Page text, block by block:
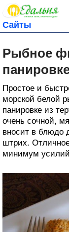
Сайты
Рыбное
Простое и
морской белой
панировке из
очень сочной,
вносит в блюдо
штрих.
минимум